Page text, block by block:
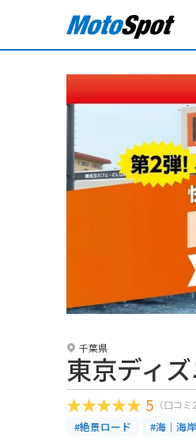
千葉県
東京ディ
5 （口コミ
#絶景ロード #海｜海